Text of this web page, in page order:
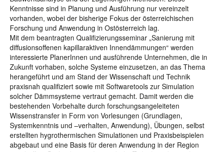
Kenntnisse sind in Planung und Ausführung nur vereinzelt
vorhanden, wobei der bisherige Fokus der österreichischen
Forschung und Anwendung in Ostösterreich lag.
Mit dem beantragten Qualifizierungsseminar „Sanierung mit
diffusionsoffenen kapillaraktiven Innendämmungen“ werden
interessierte PlanerInnen und ausführende Unternehmen, die in
Zukunft vorhaben, solche Systeme einzusetzen, an das Thema
herangeführt und am Stand der Wissenschaft und Technik
praxisnah qualifiziert sowie mit Softwaretools zur Simulation
solcher Dämmsysteme vertraut gemacht. Damit werden die
bestehenden Vorbehalte durch forschungsangeleiteten
Wissenstransfer in Form von Vorlesungen (Grundlagen,
Systemkenntnis und –verhalten, Anwendung), Übungen, selbst
erstellten hygrothermischen Simulationen und Praxisbeispielen
abgebaut und eine Basis für deren Anwendung in der Region